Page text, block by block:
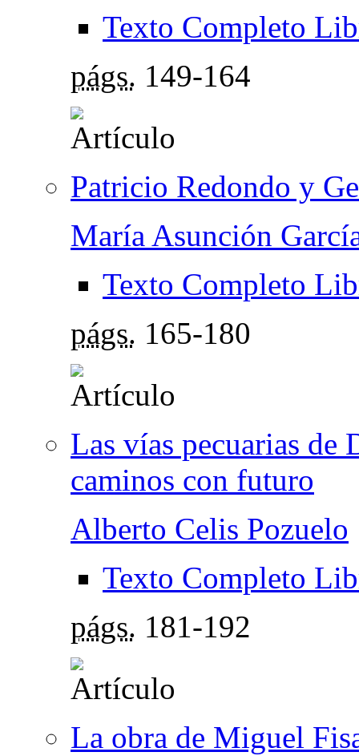
Texto Completo
págs. 149-164
Patricio Redondo y
María Asunción
Texto Completo
págs. 165-180
Las vías pecuarias de
caminos con futuro
Alberto Celis Pozuelo
Texto Completo
págs. 181-192
La obra de Miguel